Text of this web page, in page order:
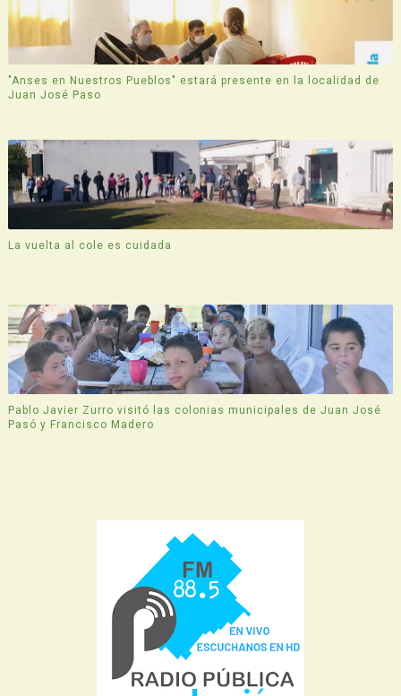
"Anses en Nuestros Pueblos" estará presente en la localidad de
Juan José Paso
La vuelta al cole es cuidada
Pablo Javier Zurro visitó las colonias municipales de Juan José
Pasó y Francisco Madero